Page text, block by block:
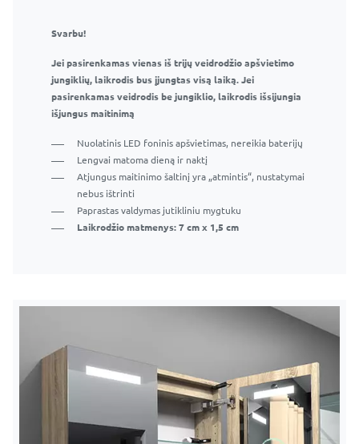
Svarbu!
Jei pasirenkamas vienas iš trijų veidrodžio apšvietimo
jungiklių, laikrodis bus įjungtas visą laiką. Jei
pasirenkamas veidrodis be jungiklio, laikrodis išsijungia
išjungus maitinimą
Nuolatinis LED foninis apšvietimas, nereikia baterijų
Lengvai matoma dieną ir naktį
Atjungus maitinimo šaltinį yra „atmintis“, nustatymai
nebus ištrinti
Paprastas valdymas jutikliniu mygtuku
Laikrodžio matmenys: 7 cm x 1,5 cm